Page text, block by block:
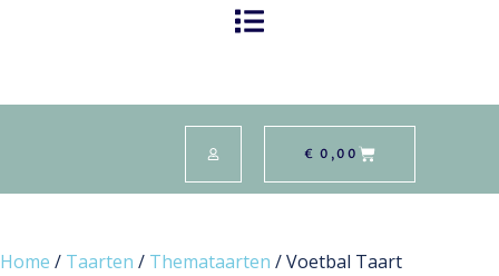
€ 0,00
Home / Taarten / Themataarten / Voetbal Taart